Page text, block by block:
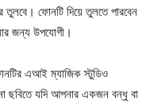
ফোনটি দিয়ে তুলতে পারবেন
জন্য উপযোগী।
এআই ম্যাজিক স্টুডিও
ছবিতে যদি আপনার একজন বন্ধু বা